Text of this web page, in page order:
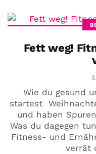
Fett weg!
Wie du gesund
startest
und haben
Was du dagegen
Fitness- und
verrät